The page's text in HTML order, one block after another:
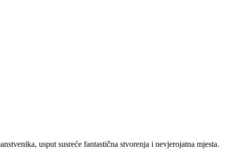
usput susreće fantastična stvorenja i nevjerojatna mjesta.